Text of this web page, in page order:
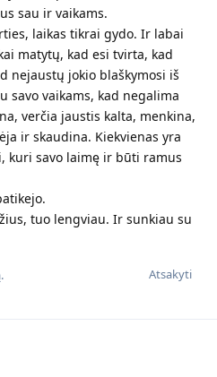
sau ir vaikams.
laikas tikrai gydo. Ir labai
matytų, kad esi tvirta, kad
nejaustų jokio blaškymosi iš
savo vaikams, kad negalima
verčia jaustis kalta, menkina,
ir skaudina. Kiekvienas yra
kuri savo laimę ir būti ramus
tuo lengviau. Ir sunkiau su
Atsakyti